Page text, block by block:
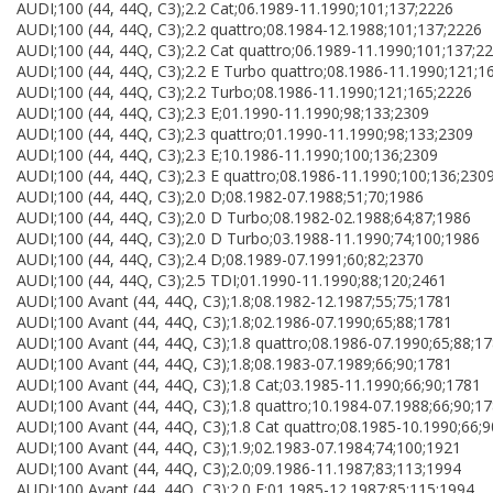
AUDI;100 (44, 44Q, C3);2.2 Cat;06.1989-11.1990;101;137;2226
AUDI;100 (44, 44Q, C3);2.2 quattro;08.1984-12.1988;101;137;2226
AUDI;100 (44, 44Q, C3);2.2 Cat quattro;06.1989-
AUDI;100 (44, 44Q, C3);2.2 E Turbo quattro;08.1986-
AUDI;100 (44, 44Q, C3);2.2 Turbo;08.1986-11.1990;121;165;2226
AUDI;100 (44, 44Q, C3);2.3 E;01.1990-11.1990;98;133;2309
AUDI;100 (44, 44Q, C3);2.3 quattro;01.1990-11.1990;98;133;2309
AUDI;100 (44, 44Q, C3);2.3 E;10.1986-11.1990;100;136;2309
AUDI;100 (44, 44Q, C3);2.3 E quattro;08.1986-11.1990;100;136;2309
AUDI;100 (44, 44Q, C3);2.0 D;08.1982-07.1988;51;70;1986
AUDI;100 (44, 44Q, C3);2.0 D Turbo;08.1982-02.1988;64;87;1986
AUDI;100 (44, 44Q, C3);2.0 D Turbo;03.1988-11.1990;74;100;1986
AUDI;100 (44, 44Q, C3);2.4 D;08.1989-07.1991;60;82;2370
AUDI;100 (44, 44Q, C3);2.5 TDI;01.1990-11.1990;88;120;2461
AUDI;100 Avant (44, 44Q, C3);1.8;08.1982-12.1987;55;75;1781
AUDI;100 Avant (44, 44Q, C3);1.8;02.1986-07.1990;65;88;1781
AUDI;100 Avant (44, 44Q, C3);1.8 quattro;08.1986-
AUDI;100 Avant (44, 44Q, C3);1.8;08.1983-07.1989;66;90;1781
AUDI;100 Avant (44, 44Q, C3);1.8 Cat;03.1985-11.1990;66;90;1781
AUDI;100 Avant (44, 44Q, C3);1.8 quattro;10.1984-
AUDI;100 Avant (44, 44Q, C3);1.8 Cat quattro;08.1985-
AUDI;100 Avant (44, 44Q, C3);1.9;02.1983-07.1984;74;100;1921
AUDI;100 Avant (44, 44Q, C3);2.0;09.1986-11.1987;83;113;1994